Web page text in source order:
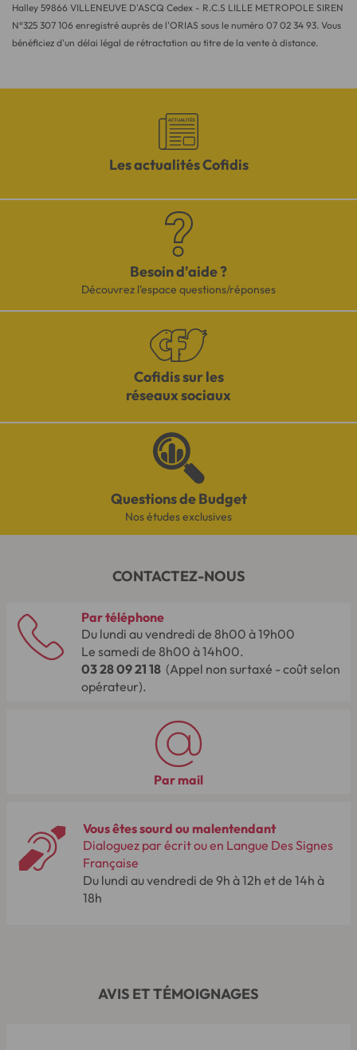
Halley 59866 VILLENEUVE D'ASCQ Cedex - R.C.S LILLE METROPOLE SIREN
N°325 307 106 enregistré auprès de l'ORIAS sous le numéro 07 02 34 93. Vous
bénéficiez d'un délai légal de rétractation au titre de la vente à distance.
Les actualités Cofidis
Besoin d'aide ?
Découvrez l'espace questions/réponses
Cofidis sur les
réseaux sociaux
Questions de Budget
Nos études exclusives
CONTACTEZ-NOUS
Par téléphone
Du lundi au vendredi de 8h00 à 19h00
Le samedi de 8h00 à 14h00.
03 28 09 21 18 (Appel non surtaxé - coût selon
opérateur).
Par mail
Vous êtes sourd ou malentendant
Dialoguez par écrit ou en Langue Des Signes
Française
Du lundi au vendredi de 9h à 12h et de 14h à
18h
AVIS ET TÉMOIGNAGES